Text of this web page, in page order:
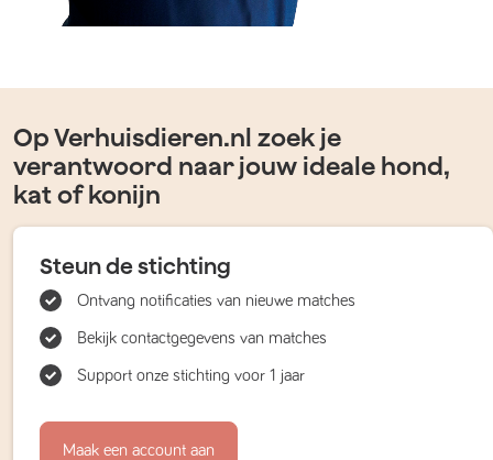
Op Verhuisdieren.nl zoek je
verantwoord naar jouw ideale hond,
kat of konijn
Steun de stichting
Ontvang notificaties van nieuwe matches
Bekijk contactgegevens van matches
Support onze stichting voor 1 jaar
Maak een account aan